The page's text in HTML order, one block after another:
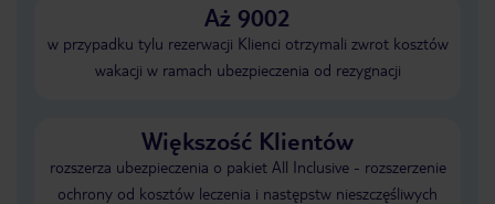
Aż 9002
w przypadku tylu rezerwacji Klienci otrzymali zwrot kosztów
wakacji w ramach ubezpieczenia od rezygnacji
Większość Klientów
rozszerza ubezpieczenia o pakiet All Inclusive - rozszerzenie
ochrony od kosztów leczenia i następstw nieszczęśliwych